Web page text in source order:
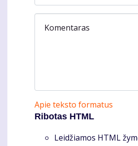
Komentaras
Apie teksto formatus
Ribotas HTML
Leidžiamos HTML